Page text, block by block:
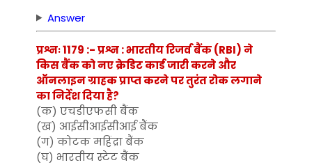
Answer
प्रश्नः 1179 :- प्रश्न : भारतीय रिजर्व बैंक (RBI) ने
किस बैंक को नए क्रेडिट कार्ड जारी करने और
ऑनलाइन ग्राहक प्राप्त करने पर तुरंत रोक लगाने
का निर्देश दिया है?
(क) एचडीएफसी बैंक
(ख) आईसीआईसीआई बैंक
(ग) कोटक महिंद्रा बैंक
(घ) भारतीय स्टेट बैंक